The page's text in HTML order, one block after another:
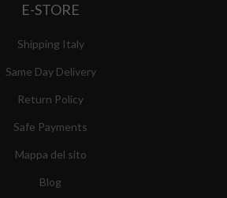
E-STORE
Shipping Italy
Same Day Delivery
Return Policy
Safe Payments
Mappa del sito
Blog